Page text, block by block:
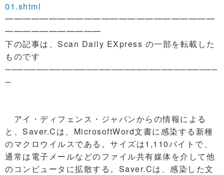
01.shtml
━━━━━━━━━━━━━━━━━━━━━━━━
━━━━━━━━━━━
下の記事は、Scan Daily EXpress の一部を転載した
ものです
──────────────────────────────────
─
アイ・ディフェンス・ジャパンからの情報による
と、Saver.Cは、MicrosoftWord文書に感染する新種
のマクロウイルスである。サイズは1,110バイトで、
通常は電子メールなどのファイル共有媒体を介して他
のコンピュータに拡散する。Saver.Cは、感染した文